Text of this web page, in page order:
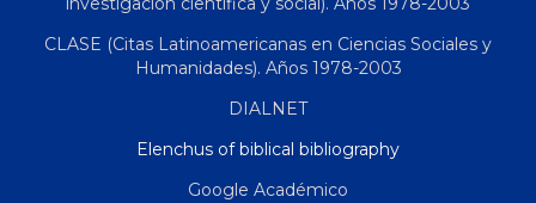
CLASE (Citas Latinoamericanas en Ciencias Sociales y
Humanidades). Años 1978-2003
DIALNET
Elenchus of biblical bibliography
Google Académico